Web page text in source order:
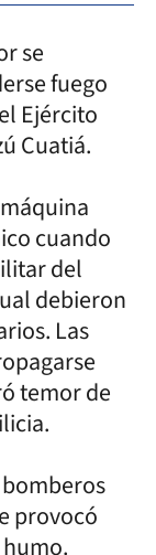
se
fuego
Ejército
Cuatiá.
cuando
del
debieron
Las
temor de
provocó